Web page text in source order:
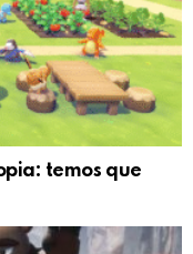
temos que